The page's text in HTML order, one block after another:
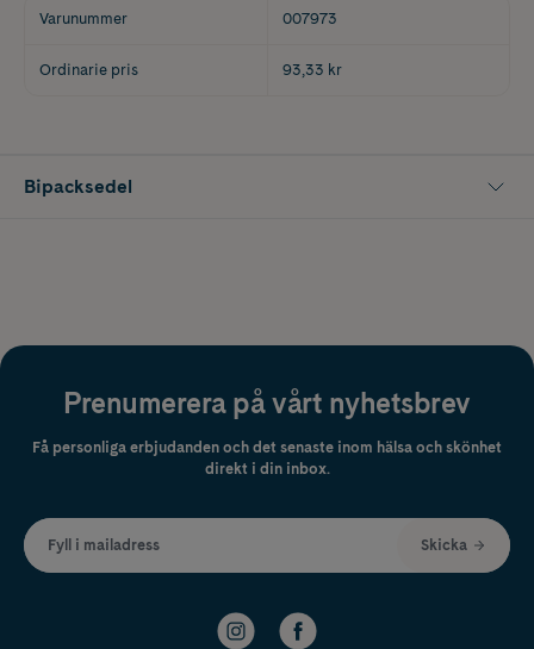
Varunummer 007973
Ordinarie pris 93,33 kr
Bipacksedel
Prenumerera på vårt nyhetsbrev
Få personliga erbjudanden och det senaste inom hälsa och skönhet
direkt i din inbox.
Fyll i mailadress Skicka